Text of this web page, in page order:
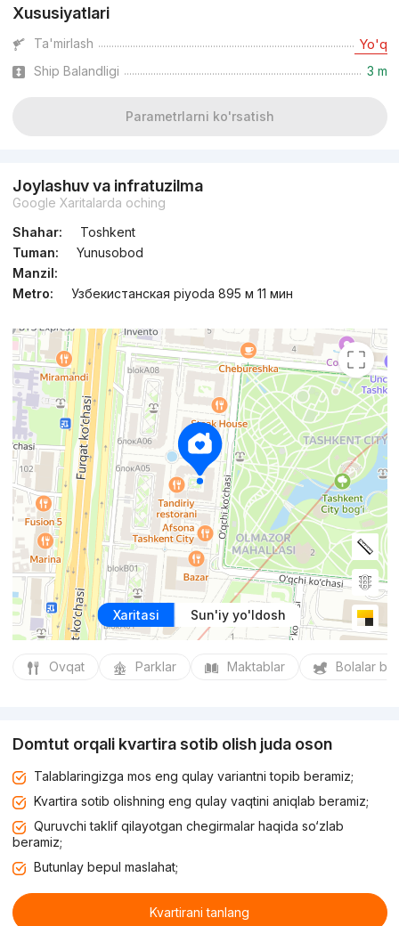
Xususiyatlari
Ta'mirlash Yo'q
Ship Balandligi 3 m
Parametrlarni ko'rsatish
Joylashuv va infratuzilma
Google Xaritalarda oching
Shahar:
Toshkent
Tuman:
Yunusobod
Manzil:
Metro:
Узбекистанская piyoda 895 м 11 мин
Xaritasi Sun'iy yo'ldosh
Ovqat Parklar Maktablar Bolalar
Domtut orqali kvartira sotib olish juda oson
Talablaringizga mos eng qulay variantni topib beramiz;
Kvartira sotib olishning eng qulay vaqtini aniqlab beramiz;
Quruvchi taklif qilayotgan chegirmalar haqida so‘zlab
beramiz;
Butunlay bepul maslahat;
Kvartirani tanlang